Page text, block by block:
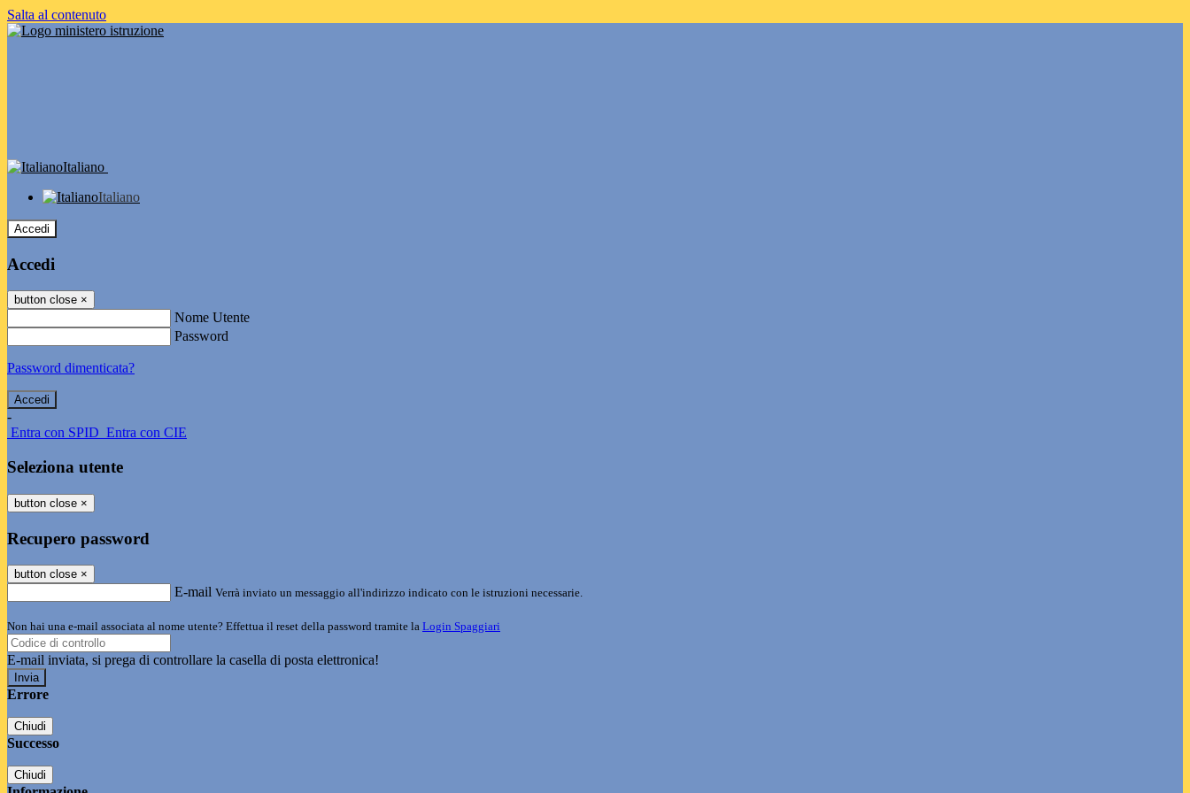
Salta al contenuto
Italiano
Italiano
Accedi
Accedi
button close ×
Nome Utente
Password
Password dimenticata?
-
Entra con SPID Entra con CIE
Seleziona utente
button close ×
Recupero password
button close ×
E-mail Verrà inviato un messaggio all'indirizzo indicato con le istruzioni necessarie.
Non hai una e-mail associata al nome utente? Effettua il reset della password tramite la Login Spaggiari
E-mail inviata, si prega di controllare la casella di posta elettronica!
Errore
Chiudi
Successo
Chiudi